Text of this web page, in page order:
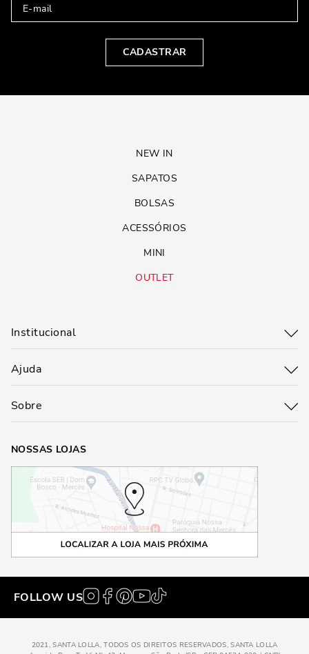
CADASTRAR
NEW IN
SAPATOS
BOLSAS
ACESSÓRIOS
MINI
OUTLET
Institucional
Ajuda
Sobre
NOSSAS LOJAS
FOLLOW US
2021, SANTA LOLLA, TODOS OS DIREITOS RESERVADOS, SANTA LOLLA